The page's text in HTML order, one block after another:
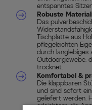
entspanntes
Robuste
Das
Tischplatte aus
pflegeleichten
durch langlebiges
Outdoorgewebe,
trocknet.
Komfortabel &
Die klappbaren
und sind sofort
geliefert werden.
erleichtern die